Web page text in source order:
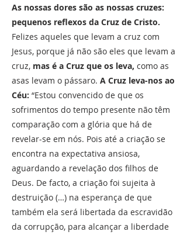
As nossas dores são as nossas cruzes:
pequenos reflexos da Cruz de Cristo.
Felizes aqueles que levam a cruz com
Jesus, porque já não são eles que levam a
cruz, mas é a Cruz que os leva, como as
asas levam o pássaro. A Cruz leva-nos ao
Céu: “Estou convencido de que os
sofrimentos do tempo presente não têm
comparação com a glória que há de
revelar-se em nós. Pois até a criação se
encontra na expectativa ansiosa,
aguardando a revelação dos filhos de
Deus. De facto, a criação foi sujeita à
destruição (…) na esperança de que
também ela será libertada da escravidão
da corrupção, para alcançar a liberdade